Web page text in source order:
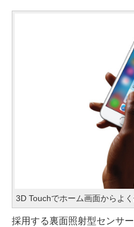
3D Touchでホーム画面からよ
採用する裏面照射型センサ